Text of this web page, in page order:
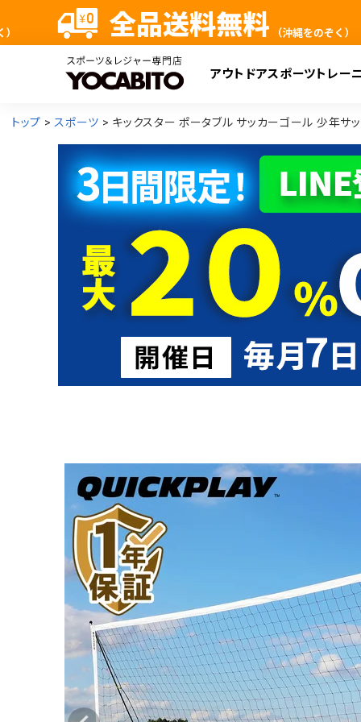
アウトドアスポーツ トレー
検
トップ スポーツ キックスター ポータブル サッカーゴール 少年